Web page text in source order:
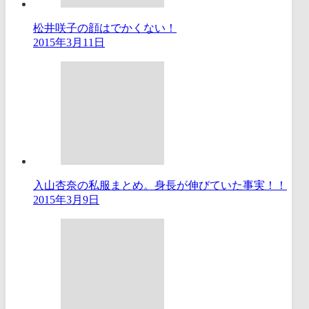
松井咲子の顔はでかくない！
2015年3月11日
入山杏奈の私服まとめ。身長が伸びていた事実！！
2015年3月9日